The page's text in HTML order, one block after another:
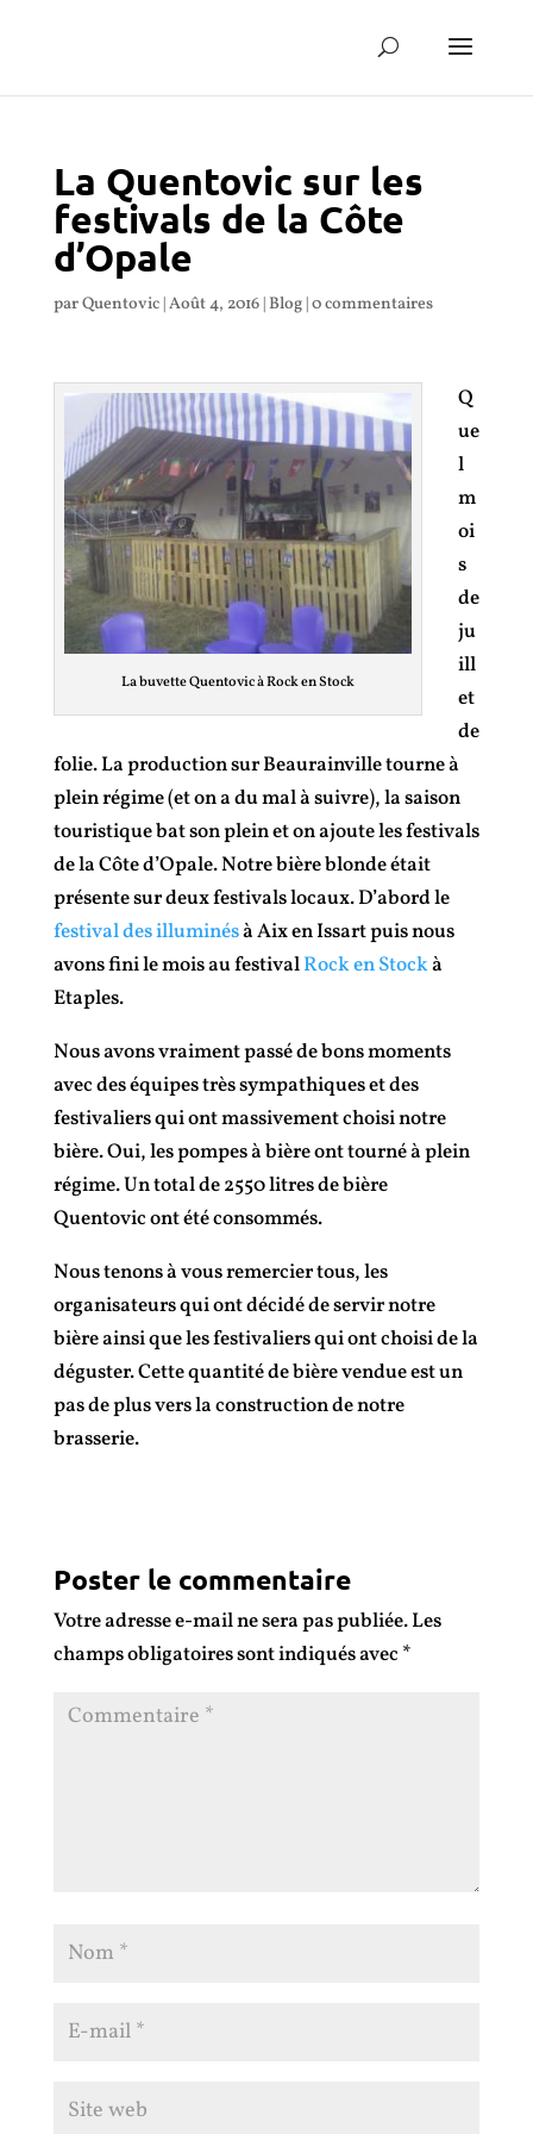
La Quentovic sur les
festivals de la Côte
d’Opale
parQuentovic|Août 4, 2016|Blog|0 commentaires
La buvette Quentovic à Rock en Stock
Q
ue
l
m
oi
s
de
ju
ill
et
de
folie. La production sur Beaurainville tourne à
plein régime (et on a du mal à suivre), la saison
touristique bat son plein et on ajoute les festivals
de la Côte d’Opale. Notre bière blonde était
présente sur deux festivals locaux. D’abord le
festival des illuminésà Aix en Issart puis nous
avons fini le mois au festivalRock en Stockà
Etaples.
Nous avons vraiment passé de bons moments
avec des équipes très sympathiques et des
festivaliers qui ont massivement choisi notre
bière. Oui, les pompes à bière ont tourné à plein
régime. Un total de 2550 litres de bière
Quentovic ont été consommés.
Nous tenons à vous remercier tous, les
organisateurs qui ont décidé de servir notre
bière ainsi que les festivaliers qui ont choisi de la
déguster. Cette quantité de bière vendue est un
pas de plus vers la construction de notre
brasserie.
Poster le commentaire
Votre adresse e-mail ne sera pas publiée.Les
champs obligatoires sont indiqués avec *